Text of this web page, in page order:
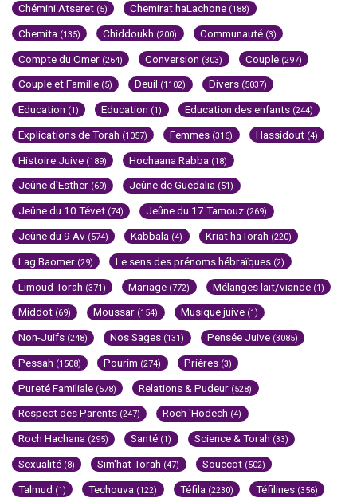
Chémini Atseret (5) Chemirat haLachone (188)
Chemita (135) Chiddoukh (200) Communauté (3)
Compte du Omer (264) Conversion (303) Couple (297)
Couple et Famille (5) Deuil (1102) Divers (5037)
Education (1) Education (1) Education des enfants (244)
Explications de Torah (1057) Femmes (316) Hassidout (4)
Histoire Juive (189) Hochaana Rabba (18)
Jeûne d'Esther (69) Jeûne de Guedalia (51)
Jeûne du 10 Tévet (74) Jeûne du 17 Tamouz (269)
Jeûne du 9 Av (574) Kabbala (4) Kriat haTorah (220)
Lag Baomer (29) Le sens des prénoms hébraïques (2)
Limoud Torah (371) Mariage (772) Mélanges lait/viande (1)
Middot (69) Moussar (154) Musique juive (1)
Non-Juifs (248) Nos Sages (131) Pensée Juive (3085)
Pessah (1508) Pourim (274) Prières (3)
Pureté Familiale (578) Relations & Pudeur (528)
Respect des Parents (247) Roch 'Hodech (4)
Roch Hachana (295) Santé (1) Science & Torah (33)
Sexualité (8) Sim'hat Torah (47) Souccot (502)
Talmud (1) Techouva (122) Téfila (2230) Téfilines (356)